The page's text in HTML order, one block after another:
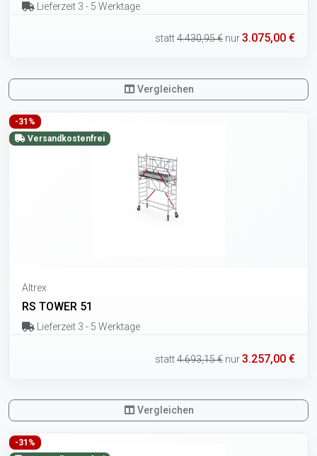
Lieferzeit 3 - 5 Werktage
statt4.430,95 € nur3.075,00 €
Vergleichen
-31%
Versandkostenfrei
Altrex
RS TOWER 51
Lieferzeit 3 - 5 Werktage
statt4.693,15 € nur3.257,00 €
Vergleichen
-31%